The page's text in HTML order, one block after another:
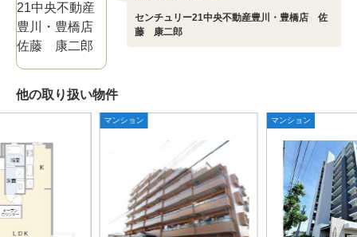
センチュリー21中央不動産豊川・豊橋店 佐
藤 康二郎
他の取り扱い物件
マンション マンション